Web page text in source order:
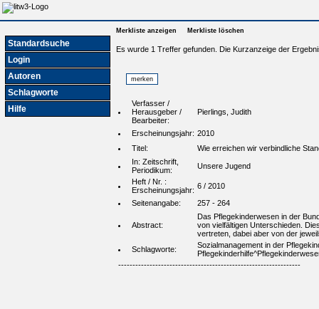
Standardsuche
Login
Autoren
Schlagworte
Hilfe
Merkliste anzeigen Merkliste löschen
Es wurde 1 Treffer gefunden. Die Kurzanzeige der
Verfasser /
Herausgeber /
Bearbeiter:
Pierlings, Judith
Erscheinungsjahr: 2010
Titel:
Wie erreichen wir verbindliche
In: Zeitschrift,
Periodikum:
Unsere Jugend
Heft / Nr. :
Erscheinungsjahr: 6 / 2010
Seitenangabe:
257 - 264
Abstract:
Das Pflegekinderwesen in der
von vielfältigen Unterschieden.
vertreten, dabei aber von der
Schlagworte:
Sozialmanagement in der
----------------------------------------------------------------